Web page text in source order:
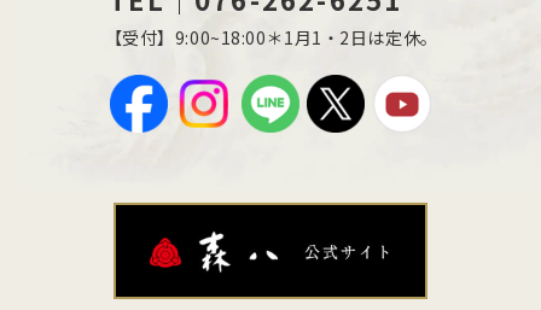
【受付】9:00~18:00＊1月1・2日は定休。